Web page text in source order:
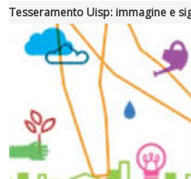
Tiziano Pesce a Radio
Tesseramento Uisp: immagine e